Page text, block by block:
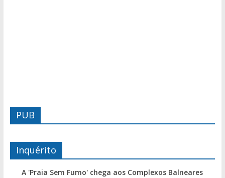
PUB
Inquérito
A 'Praia Sem Fumo' chega aos Complexos Balneares